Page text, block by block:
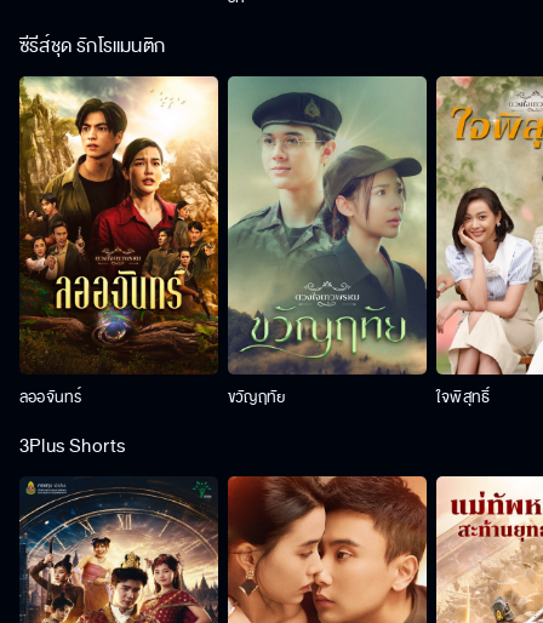
ซีรีส์ชุด รักโรแมนติก
ลออจันทร์ ขวัญฤทัย ใจพิสุทธิ์
3Plus Shorts